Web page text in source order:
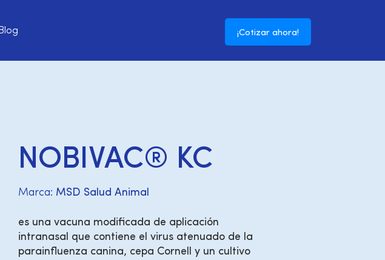
Blog ¡Cotizar ahora!
NOBIVAC® KC
Marca: MSD Salud Animal
es una vacuna modificada de aplicación
intranasal que contiene el virus atenuado de la
parainfluenza canina, cepa Cornell y un cultivo